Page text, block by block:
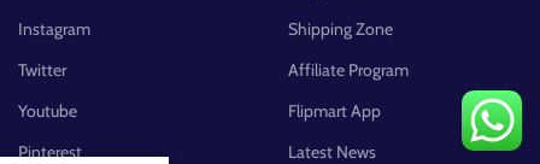
Instagram
Twitter
Youtube
Pinterest
Shipping Zone
Affiliate Program
Flipmart App
Latest News